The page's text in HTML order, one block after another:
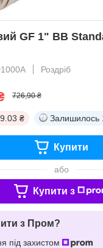
GF 1" ВВ
Роздріб
726,90 ₴
₴ Залишилось
Купити
або
Купити з
з Пром?
під захистом